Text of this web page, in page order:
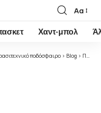
Font
Resizer
Αα
Χαντ-μπολ
ποδόσφαιρο > Blog > Ποδόσφαιρο